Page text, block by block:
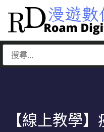
【線上教學